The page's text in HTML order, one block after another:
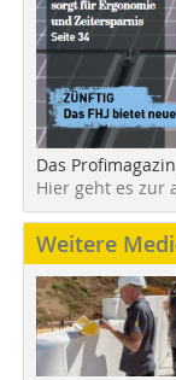
Das
Hier geht es zur
Weitere